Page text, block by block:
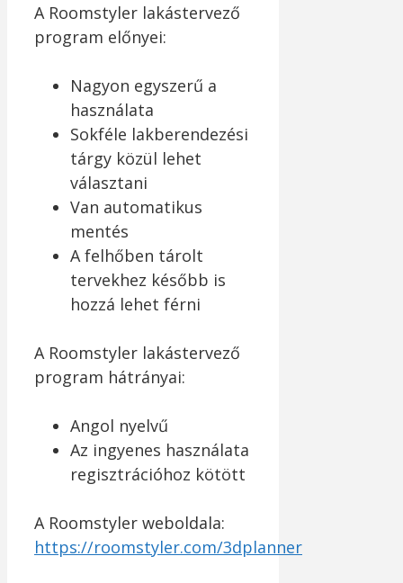
A Roomstyler lakástervező
program előnyei:
Nagyon egyszerű a
használata
Sokféle lakberendezési
tárgy közül lehet
választani
Van automatikus
mentés
A felhőben tárolt
tervekhez később is
hozzá lehet férni
A Roomstyler lakástervező
program hátrányai:
Angol nyelvű
Az ingyenes használata
regisztrációhoz kötött
A Roomstyler weboldala:
https://roomstyler.com/3dplanner